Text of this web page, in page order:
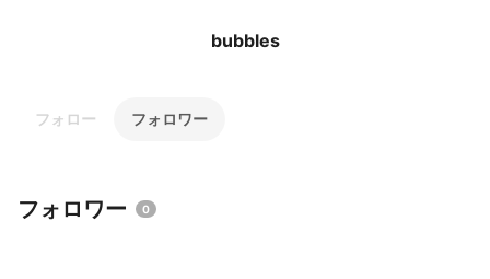
bubbles
フォロー フォロワー
フォロワー 0